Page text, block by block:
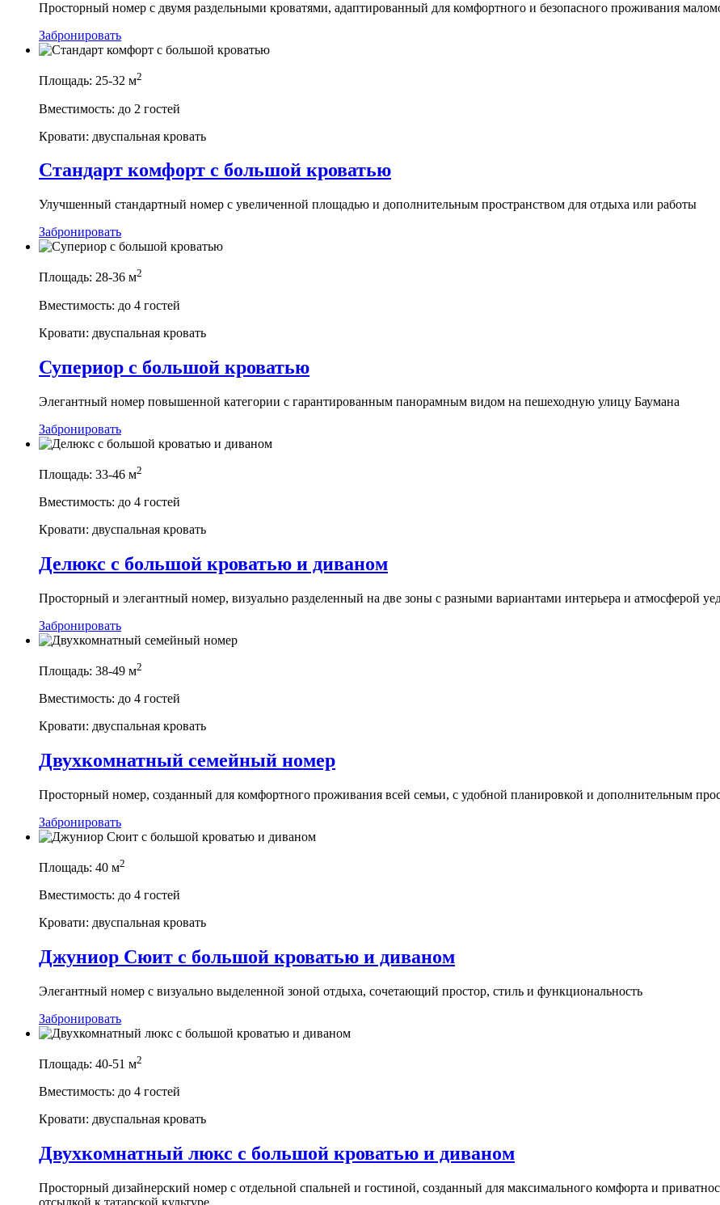
Просторный номер с двумя раздельными кроватями, адаптированный для комфортного и безопасного проживания
Забронировать
Площадь: 25-32 м2
Вместимость: до 2 гостей
Кровати: двуспальная кровать
Стандарт комфорт с большой кроватью
Улучшенный стандартный номер с увеличенной площадью и дополнительным пространством для отдыха или работы
Забронировать
Площадь: 28-36 м2
Вместимость: до 4 гостей
Кровати: двуспальная кровать
Супериор с большой кроватью
Элегантный номер повышенной категории с гарантированным панорамным видом на пешеходную улицу Баумана
Забронировать
Площадь: 33-46 м2
Вместимость: до 4 гостей
Кровати: двуспальная кровать
Делюкс с большой кроватью и диваном
Просторный и элегантный номер, визуально разделенный на две зоны с разными вариантами интерьера и атмосферой
Забронировать
Площадь: 38-49 м2
Вместимость: до 4 гостей
Кровати: двуспальная кровать
Двухкомнатный семейный номер
Просторный номер, созданный для комфортного проживания всей семьи, с удобной планировкой и дополнительным
Забронировать
Площадь: 40 м2
Вместимость: до 4 гостей
Кровати: двуспальная кровать
Джуниор Сюит с большой кроватью и диваном
Элегантный номер с визуально выделенной зоной отдыха, сочетающий простор, стиль и функциональность
Забронировать
Площадь: 40-51 м2
Вместимость: до 4 гостей
Кровати: двуспальная кровать
Двухкомнатный люкс с большой кроватью и диваном
Просторный дизайнерский номер с отдельной спальней и гостиной, созданный для максимального комфорта и
отсылкой к татарской культуре